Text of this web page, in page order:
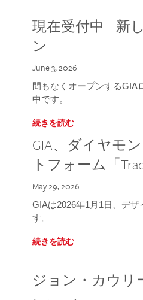
現在受付中 – 新
ン
June 3, 2026
間もなくオープンするGIA
中です。
続きを読む
GIA、ダイヤモ
トフォーム「
May 29, 2026
GIAは2026年1月1日、デ
す。
続きを読む
ジョン・カウリ